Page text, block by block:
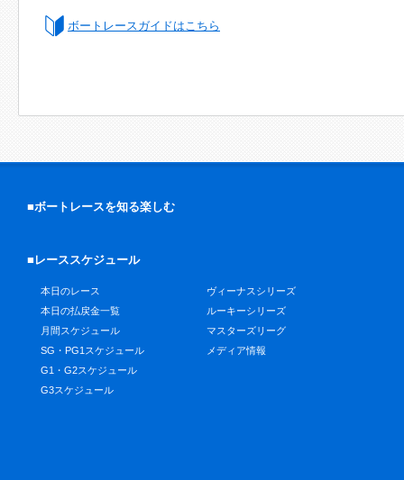
ボートレースガイドはこちら
■ボートレースを知る楽しむ
■レーススケジュール
本日のレース
本日の払戻金一覧
月間スケジュール
SG・PG1スケジュール
G1・G2スケジュール
G3スケジュール
ヴィーナスシリーズ
ルーキーシリーズ
マスターズリーグ
メディア情報